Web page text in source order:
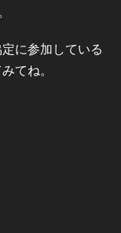
に参加している
てね。